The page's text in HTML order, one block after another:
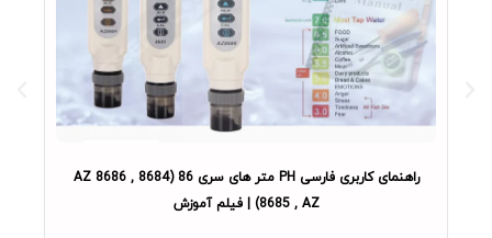
راهنمای کاربری فارسی PH متر های سری 86 (8684 AZ 8686 ,
8685 , AZ) | فیلم آموزش